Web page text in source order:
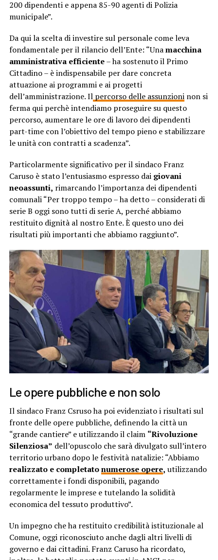
200 dipendenti e appena 85-90 agenti di Polizia
municipale”.
Da qui la scelta di investire sul personale come leva
fondamentale per il rilancio dell’Ente: “Unamacchina
amministrativa efficiente– ha sostenuto il Primo
Cittadino – è indispensabile per dare concreta
attuazione ai programmi e ai progetti
dell’amministrazione. Ilpercorso delle assunzioninon si
ferma qui perchè intendiamo proseguire su questo
percorso, aumentare le ore di lavoro dei dipendenti
part-time con l’obiettivo del tempo pieno e stabilizzare
le unità con contratti a scadenza”.
Particolarmente significativo per il sindaco Franz
Caruso è stato l’entusiasmo espresso dai giovani
neoassunti, rimarcando l’importanza dei dipendenti
comunali “Per troppo tempo – ha detto – considerati di
serie B oggi sono tutti di serie A, perché abbiamo
restituito dignità al nostro Ente. È questo uno dei
risultati più importanti che abbiamo raggiunto”.
Le opere pubbliche e non solo
Il sindaco Franz Csruso ha poi evidenziato i risultati sul
fronte delle opere pubbliche, definendo la città un
“grande cantiere” e utilizzando il claim “Rivoluzione
Silenziosa” dell’opuscolo che sarà divulgato sull’intero
territorio urbano dopo le festività natalizie: “Abbiamo
realizzato e completatonumerose opere, utilizzando
correttamente i fondi disponibili, pagando
regolarmente le imprese e tutelando la solidità
economica del tessuto produttivo”.
Un impegno che ha restituito credibilità istituzionale al
Comune, oggi riconosciuto anche dagli altri livelli di
governo e dai cittadini. Franz Caruso ha ricordato,